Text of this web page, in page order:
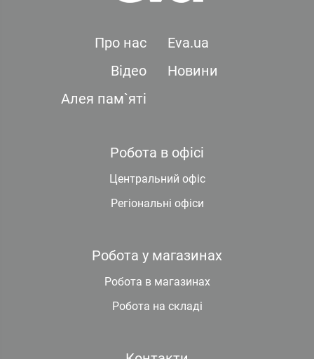
Про нас
Eva.ua
Відео
Новини
Алея пам`яті
Робота в офісі
Центральний офіс
Регіональні офіси
Робота у магазинах
Робота в магазинах
Робота на складі